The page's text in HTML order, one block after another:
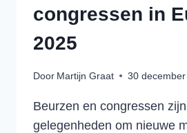
congressen in
2025
Door Martijn Graat 30
Beurzen en congressen
gelegenheden om nieuwe